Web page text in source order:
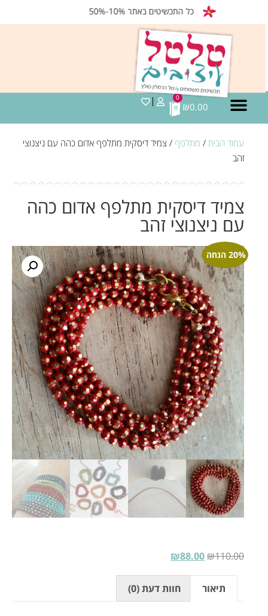
כל התכשיטים באתר 10%-50%
₪0.00
0
עמוד הבית/ מתלפף/ צמיד דיסקית מתלפף אדום כהה עם ניצנוצי
זהב
צמיד דיסקית מתלפף אדום כהה
עם ניצנוצי זהב
20% הנחה
₪110.00
₪88.00
תיאור חוות דעת (0)